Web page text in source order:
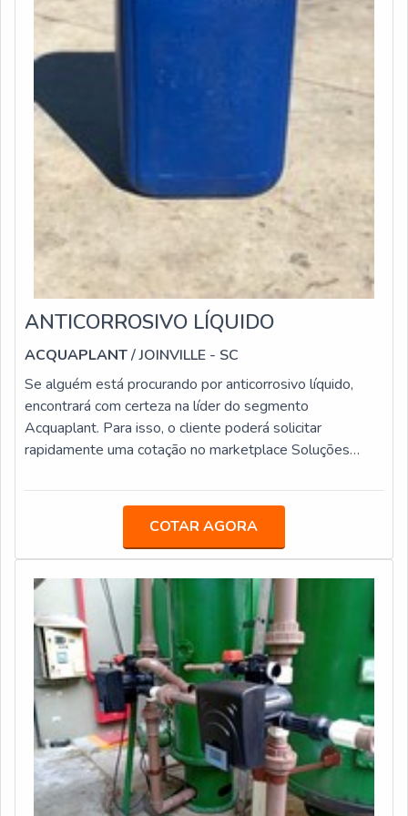
16889: Teste de Múltiplas Passagens: Eficiência da
filtração, elevada estabilidade e razão x(c) ≥ 1000,
99,9% eficiência • ISO 23181: Determinação da
resistência a fadiga pela vazão usando fluido de alta
viscosidade • ISO 11170: Sequência de testes para
verificar as características de desempenho dos
elementos filtrantes • ISO 10771-1: Teste de fadiga do
material metálico, exceto o núcleo do elemento filtrante,
sob pressão pulsante CARACTERÍSTICAS TÉCNICAS
EM GERAL: - Vedações em Buna N, Viton (FPM) -
Indicador Visual MEIO FILTRANTE: - Absoluto em
Microfibras de 03, 10 mm (mícron, micra) - Papel 10, 40
mm (mícron, micra) - Outras configurações sob consulta
ANTICORROSIVO LÍQUIDO
ACQUAPLANT/ JOINVILLE - SC
Se alguém está procurando por anticorrosivo líquido,
encontrará com certeza na líder do segmento
Acquaplant. Para isso, o cliente poderá solicitar
rapidamente uma cotação no marketplace Soluções
MAIS SOBRE ANTICORROSIVO LÍQUIDOPara atestar
a qualidade de um fornecedor de anticorrosivo líquido, o
mesmo deve prezar pelos produtos e serviços com
ótima qualidade e precisão, pontos importantes que
ficam de fora no planejamento de empresas que visam
apenas o lucro, deixando a desejar nos outros fatores.Há
muitas maneiras eficientes de demonstrar competência
e excelência em sua área de atuação. A Acquaplant
canaliza seus recursos em oferecer um estrutura com:
Escritório de alta qualidade onde são realizadas as
atividades; Tecnologia de ponta; Laboratório que segue
um rigoroso sistema de controle da qualidade. É por
essa razão que a Acquaplant é segura quando se trata
do segmento de serviços de amostragem e análises de
água, solo e resíduos. O foco é oferecer sempre a
COTAR AGORA